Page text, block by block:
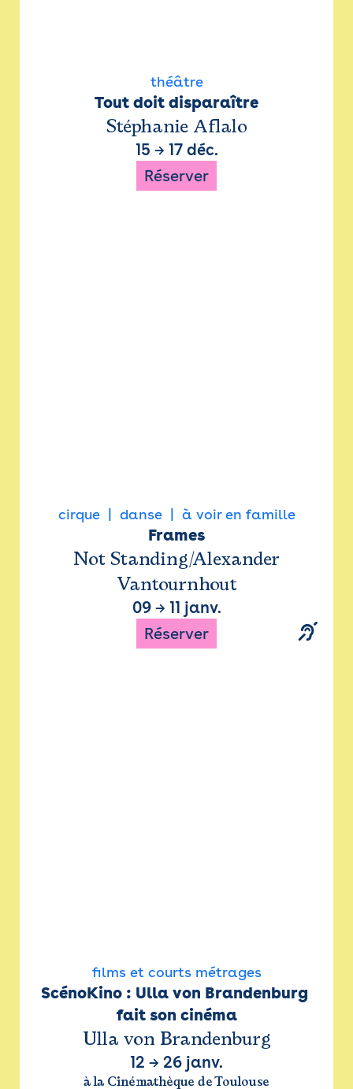
théâtre
Tout doit disparaître
Stéphanie Aflalo
15 → 17 déc.
Réserver
cirque danse à voir en famille
Frames
Not Standing/Alexander
Vantournhout
09→ 11 janv.
Réserver
films et courts métrages
ScénoKino : Ulla von Brandenburg
fait son cinéma
Ulla von Brandenburg
12 → 26 janv.
à la Cinémathèque de Toulouse